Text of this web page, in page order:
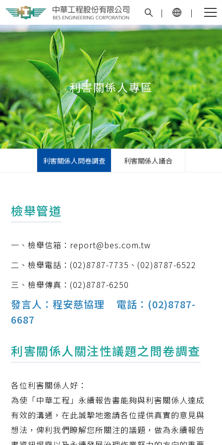
利害關係人專區
利害關係人問卷調查 利害關係人議合
檢舉管道
一、檢舉信箱：report@bes.com.tw
二、檢舉電話：(02)8787-7735、(02)8787-6522
三、檢舉傳真：(02)8787-6250
發言人：程安慈協理 電話：(02)8787-
6687
利害關係人關注性議題之問卷調查
各位利害關係人好：
為使「中華工程」永續報告書能夠與利害關係人達成
有效的溝通，在此誠摯地邀請各位提供真實的意見與
想法，俾利我們瞭解您所關注的議題，做為永續報告